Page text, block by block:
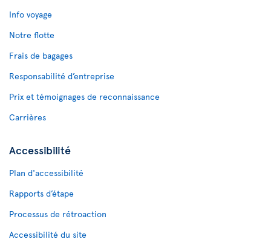
Info voyage
Notre flotte
Frais de bagages
Responsabilité d’entreprise
Prix et témoignages de reconnaissance
Carrières
Accessibilité
Plan d'accessibilité
Rapports d’étape
Processus de rétroaction
Accessibilité du site